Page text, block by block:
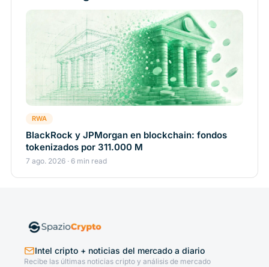
RWA
BlackRock y JPMorgan en blockchain: fondos
tokenizados por 311.000 M
7 ago. 2026 · 6 min read
Intel cripto + noticias del mercado a diario
Recibe las últimas noticias cripto y análisis de mercado